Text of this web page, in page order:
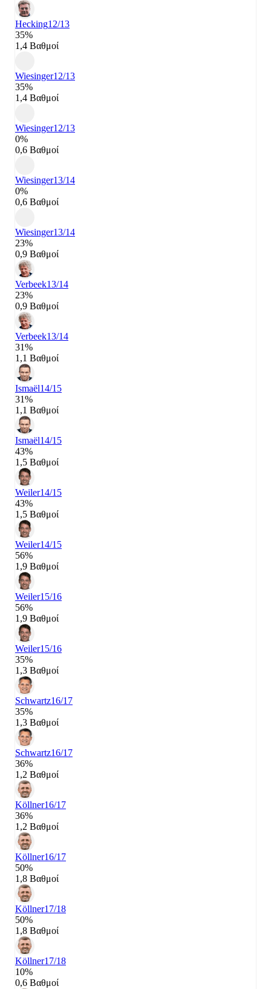
Hecking12/13
35%
1,4 Βαθμοί
Wiesinger12/13
35%
1,4 Βαθμοί
Wiesinger12/13
0%
0,6 Βαθμοί
Wiesinger13/14
0%
0,6 Βαθμοί
Wiesinger13/14
23%
0,9 Βαθμοί
Verbeek13/14
23%
0,9 Βαθμοί
Verbeek13/14
31%
1,1 Βαθμοί
Ismaël14/15
31%
1,1 Βαθμοί
Ismaël14/15
43%
1,5 Βαθμοί
Weiler14/15
43%
1,5 Βαθμοί
Weiler14/15
56%
1,9 Βαθμοί
Weiler15/16
56%
1,9 Βαθμοί
Weiler15/16
35%
1,3 Βαθμοί
Schwartz16/17
35%
1,3 Βαθμοί
Schwartz16/17
36%
1,2 Βαθμοί
Köllner16/17
36%
1,2 Βαθμοί
Köllner16/17
50%
1,8 Βαθμοί
Köllner17/18
50%
1,8 Βαθμοί
Köllner17/18
10%
0,6 Βαθμοί